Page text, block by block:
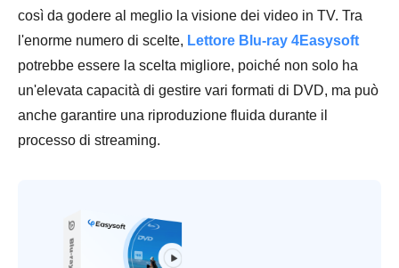
così da godere al meglio la visione dei video in TV. Tra
l'enorme numero di scelte, Lettore Blu-ray 4Easysoft
potrebbe essere la scelta migliore, poiché non solo ha
un'elevata capacità di gestire vari formati di DVD, ma può
anche garantire una riproduzione fluida durante il
processo di streaming.